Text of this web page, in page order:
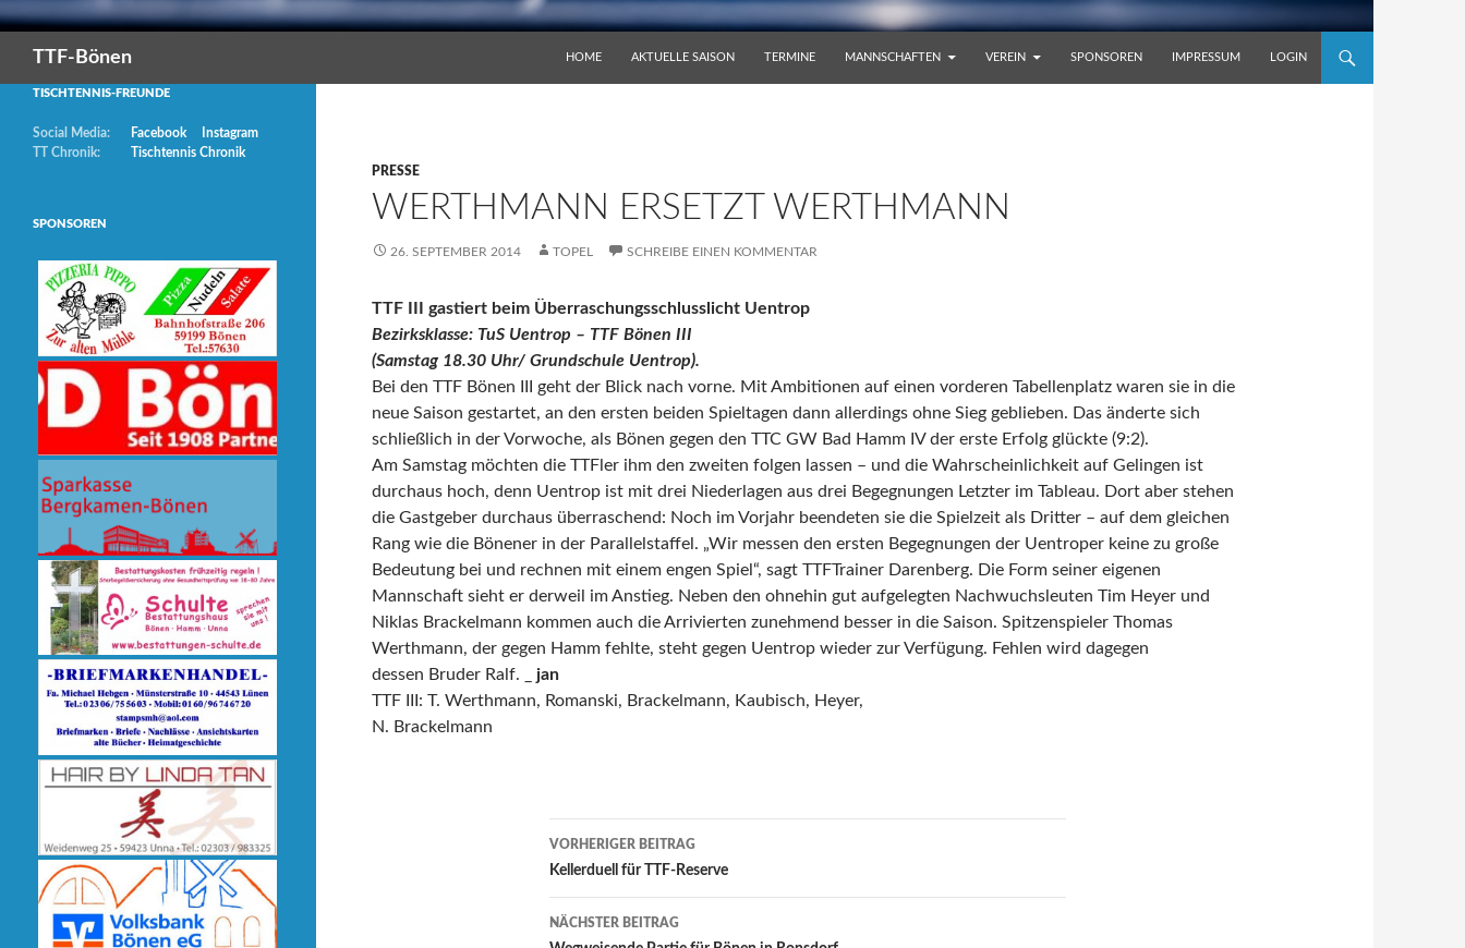
TTF-Bönen
HOME
AKTUELLE SAISON TERMINE MANNSCHAFTEN VEREIN SPONSOREN IMPRESSUM LOGIN
PRESSE
WERTHMANN ERSETZT WERTHMANN
26. SEPTEMBER 2014 TOPEL SCHREIBE EINEN KOMMENTAR
TTF III gastiert beim Überraschungsschlusslicht Uentrop
Bezirksklasse: TuS Uentrop – TTF Bönen III
(Samstag 18.30 Uhr/ Grundschule Uentrop).
Bei den TTF Bönen III geht der Blick nach vorne. Mit Ambitionen auf einen vorderen Tabellenplatz waren sie in die
neue Saison gestartet, an den ersten beiden Spieltagen dann allerdings ohne Sieg geblieben. Das änderte sich
schließlich in der Vorwoche, als Bönen gegen den TTC GW Bad Hamm IV der erste Erfolg glückte (9:2).
Am Samstag möchten die TTFler ihm den zweiten folgen lassen – und die Wahrscheinlichkeit auf Gelingen ist
durchaus hoch, denn Uentrop ist mit drei Niederlagen aus drei Begegnungen Letzter im Tableau. Dort aber stehen
die Gastgeber durchaus überraschend: Noch im Vorjahr beendeten sie die Spielzeit als Dritter – auf dem gleichen
Rang wie die Bönener in der Parallelstaffel. „Wir messen den ersten Begegnungen der Uentroper keine zu große
Bedeutung bei und rechnen mit einem engen Spiel“, sagt TTFTrainer Darenberg. Die Form seiner eigenen
Mannschaft sieht er derweil im Anstieg. Neben den ohnehin gut aufgelegten Nachwuchsleuten Tim Heyer und
Niklas Brackelmann kommen auch die Arrivierten zunehmend besser in die Saison. Spitzenspieler Thomas
Werthmann, der gegen Hamm fehlte, steht gegen Uentrop wieder zur Verfügung. Fehlen wird dagegen
dessen Bruder Ralf. _
jan
TTF III: T. Werthmann, Romanski, Brackelmann, Kaubisch, Heyer,
N. Brackelmann
Beitrags-
Navigation
VORHERIGER BEITRAG
Kellerduell für TTF-Reserve
NÄCHSTER BEITRAG
TISCHTENNIS-FREUNDE
Social Media: Facebook
Instagram
TT Chronik:
Tischtennis Chronik
SPONSOREN